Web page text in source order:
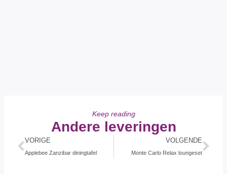
Keep reading
Andere leveringen
VORIGE
Applebee Zanzibar diningtafel
VOLGENDE
Monte Carlo Relax loungeset